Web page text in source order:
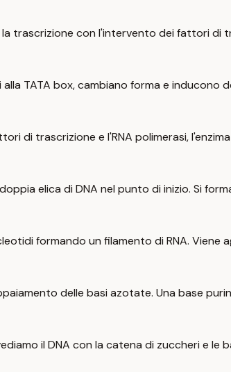
la trascrizione con l'intervento dei fattori di
TATA box, cambiano forma e inducono
di trascrizione e l'RNA polimerasi,
elica di DNA nel punto di inizio. Si
formando un filamento di RNA.
delle basi azotate. Una base
il DNA con la catena di zuccheri e